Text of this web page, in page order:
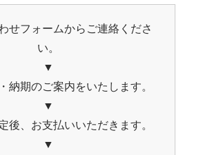
せフォームからご連絡くださ
い。
▼
納期のご案内をいたします。
▼
後、お支払いいただきます。
▼